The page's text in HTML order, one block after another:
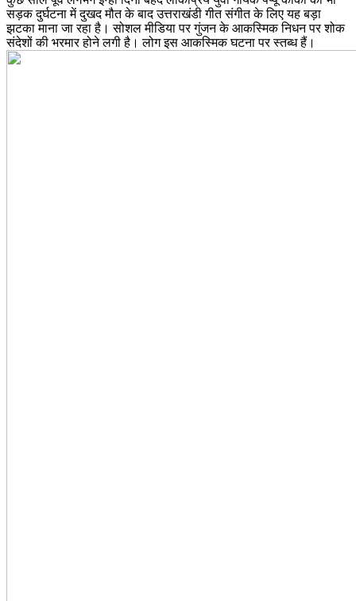
सड़क दुर्घटना में दुखद मौत के बाद उत्तराखंडी गीत संगीत के लिए यह बड़ा
झटका माना जा रहा है। सोशल मीडिया पर गुंजन के आकस्मिक निधन पर शोक
संदेशों की भरमार होने लगी है। लोग इस आकस्मिक घटना पर स्तब्ध हैं।